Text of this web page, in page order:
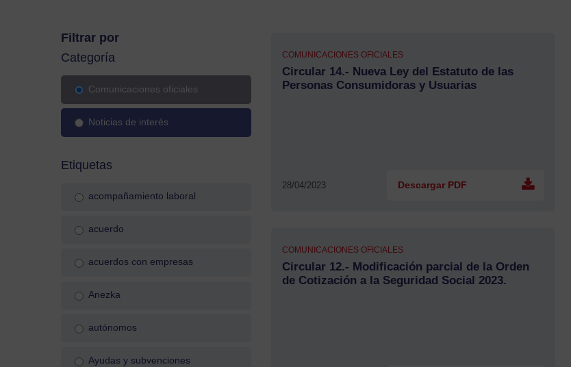
COMUNICACIONES OFICIALES
Circular 14.- Nueva Ley del Estatuto de las
Personas Consumidoras y Usuarias
28/04/2023 Descargar PDF
COMUNICACIONES OFICIALES
Circular 12.- Modificación parcial de la Orden
de Cotización a la Seguridad Social 2023.
Filtrar por
Categoría
Comunicaciones oficiales
Noticias de interés
Etiquetas
acompañamiento laboral
acuerdo
acuerdos con empresas
Anezka
autónomos
Ayudas y subvenciones